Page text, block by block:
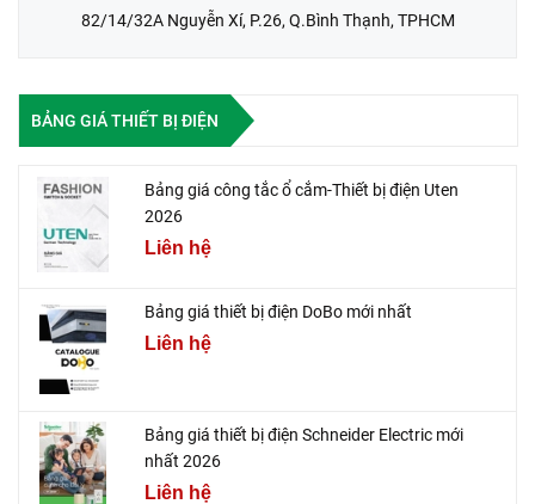
82/14/32A Nguyễn Xí, P.26, Q.Bình Thạnh, TPHCM
BẢNG GIÁ THIẾT BỊ ĐIỆN
Bảng giá công tắc ổ cắm-Thiết bị điện Uten
2026
Liên hệ
Bảng giá thiết bị điện DoBo mới nhất
Liên hệ
Bảng giá thiết bị điện Schneider Electric mới
nhất 2026
Liên hệ